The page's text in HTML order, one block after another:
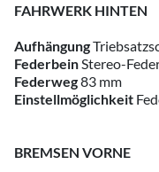
FAHRWERK HINTEN
Aufhängung
Federbein Stereo-
Federweg83 mm
Einstellmöglichkeit
BREMSEN VORNE